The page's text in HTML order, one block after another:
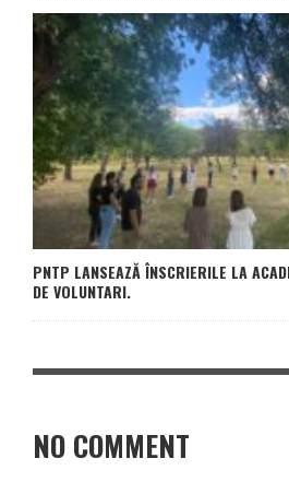
PNTP LANSEAZĂ ÎNSCRIERILE LA
DE VOLUNTARI.
NO COMMENT